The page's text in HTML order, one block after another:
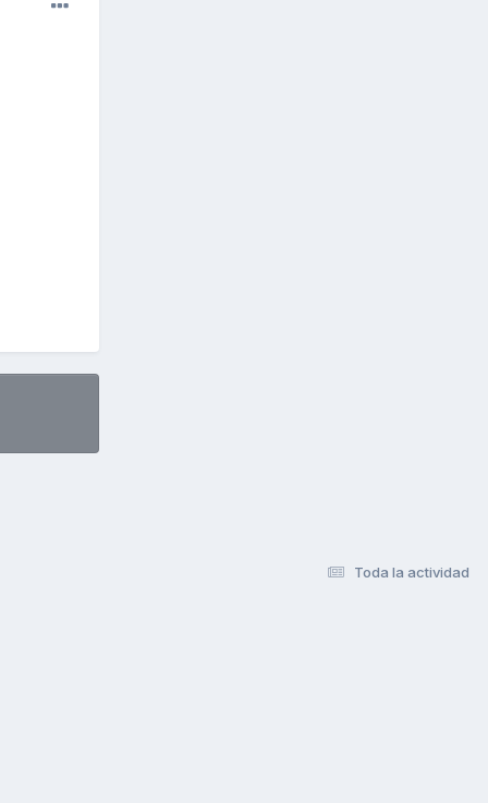
Toda la actividad